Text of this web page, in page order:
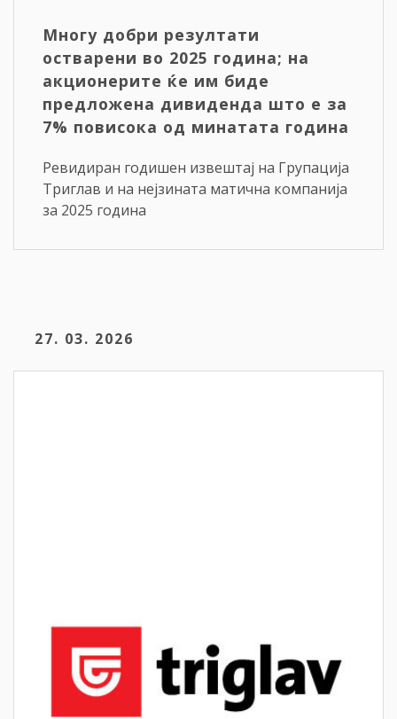
Многу добри резултати
остварени во 2025 година; на
акционерите ќе им биде
предложена дивиденда што е за
7% повисока од минатата година
Ревидиран годишен извештај на Групација
Триглав и на нејзината матична компанија
за 2025 година
27. 03. 2026